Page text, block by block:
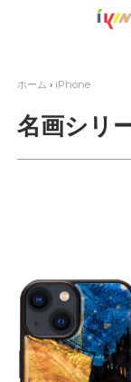
ホーム › iPhone
名画シリ